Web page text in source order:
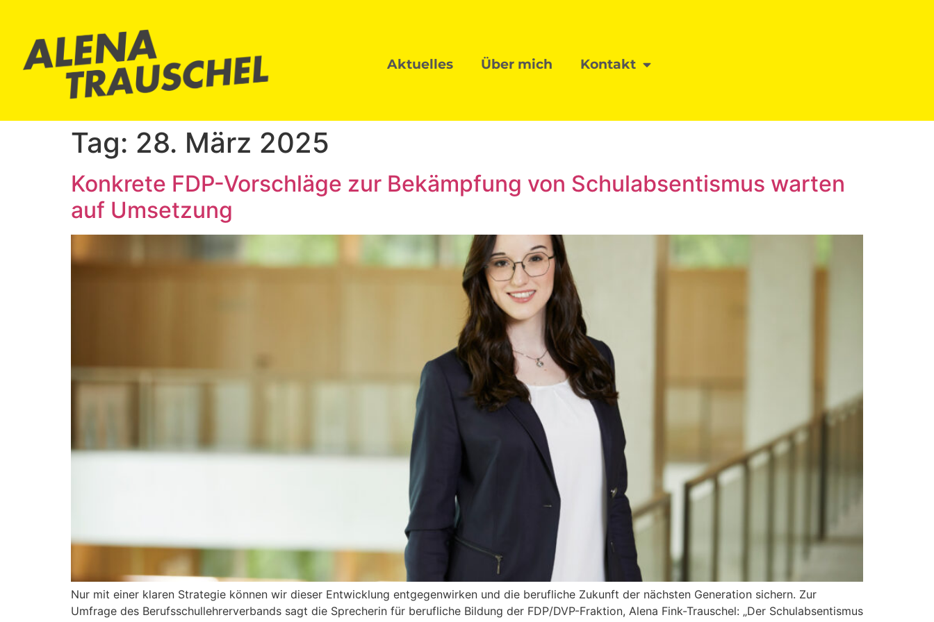
Aktuelles Über mich Kontakt
Tag: 28. März 2025
Konkrete FDP-Vorschläge zur Bekämpfung von Schulabsentismus warten
auf Umsetzung
Nur mit einer klaren Strategie können wir dieser Entwicklung entgegenwirken und die berufliche Zukunft der nächsten Generation sichern. Zur
Umfrage des Berufsschullehrerverbands sagt die Sprecherin für berufliche Bildung der FDP/DVP-Fraktion, Alena Fink-Trauschel: „Der Schulabsentismus